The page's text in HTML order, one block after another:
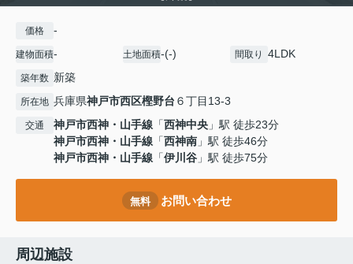
価格 -
建物面積- 土地面積-(-) 間取り 4LDK
築年数 新築
所在地 兵庫県神戸市西区樫野台 ６丁目13-3
交通 神戸市西神・山手線 「西神中央 」駅 徒歩23分
神戸市西神・山手線 「西神南 」駅 徒歩46分
神戸市西神・山手線 「伊川谷 」駅 徒歩75分
無料 お問い合わせ
周辺施設